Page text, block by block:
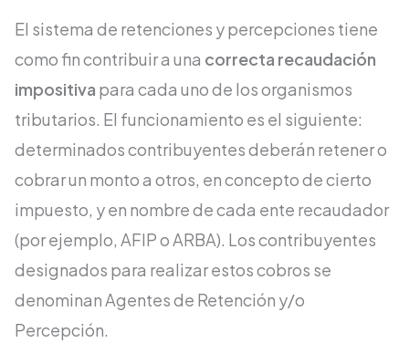
El sistema de retenciones y percepciones tiene
como fin contribuir a una correcta recaudación
impositiva para cada uno de los organismos
tributarios. El funcionamiento es el siguiente:
determinados contribuyentes deberán retener o
cobrar un monto a otros, en concepto de cierto
impuesto, y en nombre de cada ente recaudador
(por ejemplo, AFIP o ARBA). Los contribuyentes
designados para realizar estos cobros se
denominan Agentes de Retención y/o
Percepción.